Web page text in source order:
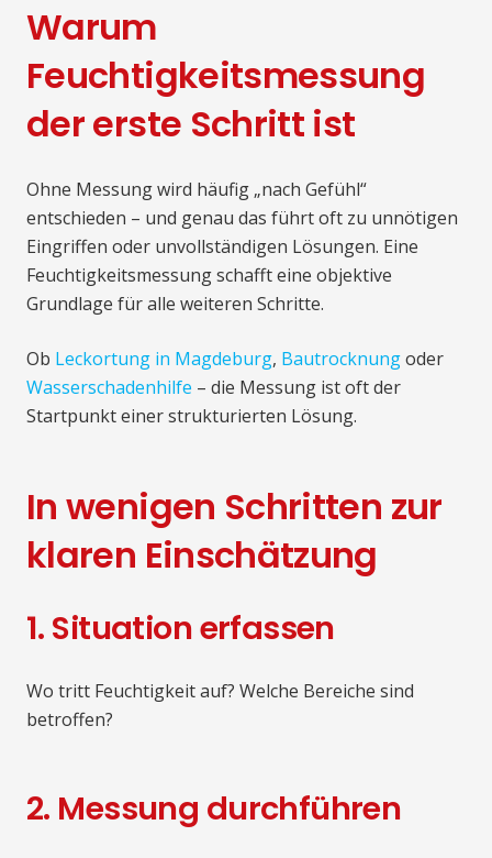
Warum
Feuchtigkeitsmessung
der erste Schritt ist
Ohne Messung wird häufig „nach Gefühl“
entschieden – und genau das führt oft zu unnötigen
Eingriffen oder unvollständigen Lösungen. Eine
Feuchtigkeitsmessung schafft eine objektive
Grundlage für alle weiteren Schritte.
Ob Leckortung in Magdeburg, Bautrocknungoder
Wasserschadenhilfe – die Messung ist oft der
Startpunkt einer strukturierten Lösung.
In wenigen Schritten zur
klaren Einschätzung
1. Situation erfassen
Wo tritt Feuchtigkeit auf? Welche Bereiche sind
betroffen?
2. Messung durchführen